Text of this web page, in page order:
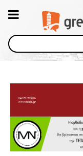
Αναζήτηση